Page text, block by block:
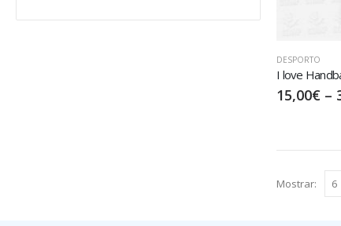
DESPORTO
I love
15,00€ –
Mostrar: